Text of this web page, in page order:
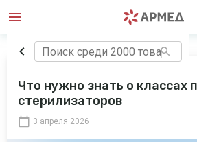
Что нужно знать о классах
стерилизаторов
3 апреля 2026